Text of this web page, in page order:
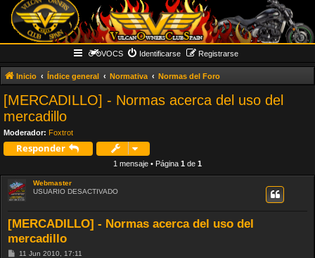
VOCS Identificarse Registrarse
Inicio Índice general Normativa Normas del Foro
[MERCADILLO] - Normas acerca del uso del
mercadillo
Moderador: Foxtrot
Responder
1 mensaje • Página 1 de 1
Webmaster
USUARIO DESACTIVADO
[MERCADILLO] - Normas acerca del uso del
mercadillo
M11 Jun 2010, 17:11